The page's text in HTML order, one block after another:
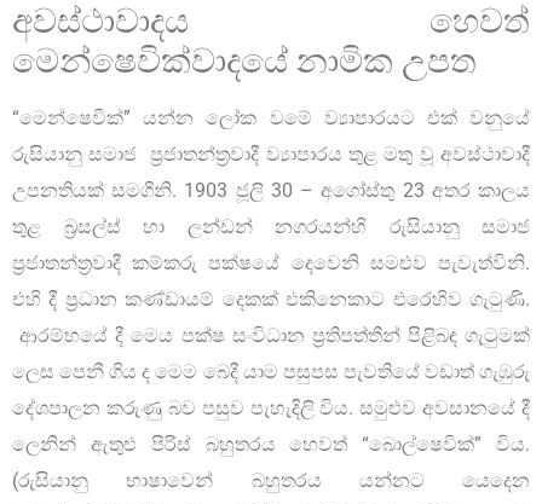
අවස්ථාවාදය හෙවත්
මෙන්ෂෙවික්වාදයේ නාමික උපත
“මෙන්ෂෙවික්” යන්න ලෝක වමේ ව්‍යාපාරයට එක් වනුයේ
රුසියානු සමාජ ප්‍රජාතන්ත්‍රවාදී ව්‍යාපාරය තුළ මතු වූ අවස්ථාවාදී
උපනතියක් සමගිනි. 1903 ජූලි 30 – අගෝස්තු 23 අතර කාලය
තුළ බ්‍රසල්ස් හා ලන්ඩන් නගරයන්හි රුසියානු සමාජ
ප්‍රජාතන්ත්‍රවාදී කම්කරු පක්ෂයේ දෙවෙනි සමළුව පැවැත්විනි.
එහි දී ප්‍රධාන කණ්ඩායම් දෙකක් එකිනෙකාට එරෙහිව ගැටුණි.
ආරම්භයේ දී මෙය පක්ෂ සංවිධාන ප්‍රතිපත්තීන් පිළිබඳ ගැටුමක්
ලෙස පෙනී ගිය ද මෙම බෙදී යාම පසුපස පැවතියේ වඩාත් ගැඹුරු
දේශපාලන කරුණු බව පසුව පැහැදිලි විය. සමුළුව අවසානයේ දී
ලෙනින් ඇතුළු පිරිස් බහුතරය හෙවත් “බොල්ෂෙවික්” විය.
(රුසියානු භාෂාවෙන් බහුතරය යන්නට යෙදෙන